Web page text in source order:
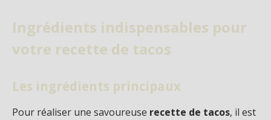
Ingrédients indispensables pour
votre recette de tacos
Les ingrédients principaux
Pour réaliser une savoureuse recette de tacos, il est